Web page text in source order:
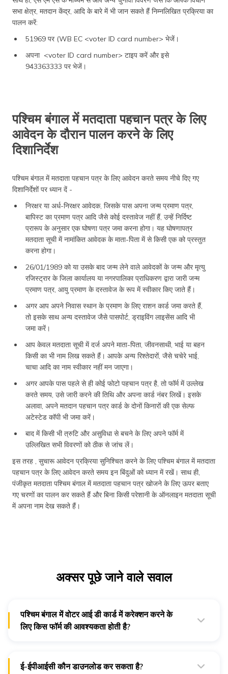
सभा क्षेत्र, मतदान केंद्र, आदि के बारे में भी जान सकते हैं निम्नलिखित प्रक्रिया का
पालन करें:
51969 पर (WB EC <voter ID card number> भेजें।
अपना <voter ID card number> टाइप करें और इसे
943363333 पर भेजें।
पश्चिम बंगाल में मतदाता पहचान पत्र के लिए
आवेदन के दौरान पालन करने के लिए
दिशानिर्देश
पश्चिम बंगाल में मतदाता पहचान पत्र के लिए आवेदन करते समय नीचे दिए गए
दिशानिर्देशों पर ध्यान दें -
निरक्षर या अर्ध-निरक्षर आवेदक, जिसके पास अपना जन्म प्रमाण पत्र,
बापिस्ट का प्रमाण पत्र आदि जैसे कोई दस्तावेज नहीं हैं, उन्हें निर्दिष्ट
प्रारूप के अनुसार एक घोषणा पत्र जमा करना होगा। यह घोषणापत्र
मतदाता सूची में नामांकित आवेदक के माता-पिता में से किसी एक को प्रस्तुत
करना होगा।
26/01/1989 को या उसके बाद जन्म लेने वाले आवेदकों के जन्म और मृत्यु
रजिस्ट्रार के जिला कार्यालय या नगरपालिका प्राधिकरण द्वारा जारी जन्म
प्रमाण पत्र, आयु प्रमाण के दस्तावेज के रूप में स्वीकार किए जाते हैं।
अगर आप अपने निवास स्थान के प्रमाण के लिए राशन कार्ड जमा करते हैं,
तो इसके साथ अन्य दस्तावेज जैसे पासपोर्ट, ड्राइविंग लाइसेंस आदि भी
जमा करें।
आप केवल मतदाता सूची में दर्ज अपने माता-पिता, जीवनसाथी, भाई या बहन
किसी का भी नाम लिख सकते हैं। आपके अन्य रिश्तेदारों, जैसे चचेरे भाई,
चाचा आदि का नाम स्वीकार नहीं मन जाएगा।
अगर आपके पास पहले से ही कोई फोटो पहचान पत्र है, तो फॉर्म में उल्लेख
करते समय, उसे जारी करने की तिथि और अपना कार्ड नंबर लिखें। इसके
अलावा, अपने मतदान पहचान पत्र कार्ड के दोनों किनारों की एक सेल्फ
अटेस्टेड कॉपी भी जमा करें।
बाद में किसी भी त्रुटि और असुविधा से बचने के लिए अपने फॉर्म में
उल्लिखित सभी विवरणों को ठीक से जांच लें।
इस तरह , सुचारू आवेदन प्रक्रिया सुनिश्चित करने के लिए पश्चिम बंगाल में मतदाता
पहचान पत्र के लिए आवेदन करते समय इन बिंदुओं को ध्यान में रखें। साथ ही,
पंजीकृत मतदाता पश्चिम बंगाल में मतदाता पहचान पत्र खोजने के लिए ऊपर बताए
गए चरणों का पालन कर सकते हैं और बिना किसी परेशानी के ऑनलाइन मतदाता सूची
में अपना नाम देख सकते हैं।
अक्सर पूछे जाने वाले सवाल
पश्चिम बंगाल में वोटर आई डी कार्ड में करेक्शन करने के
लिए किस फॉर्म की आवश्यकता होती है?
ई-ईपीआईसी कौन डाउनलोड कर सकता है?